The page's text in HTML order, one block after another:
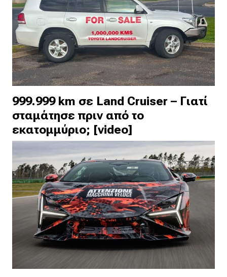
999.999 km σε Land Cruiser – Γιατί
σταμάτησε πριν από το
εκατομμύριο; [video]